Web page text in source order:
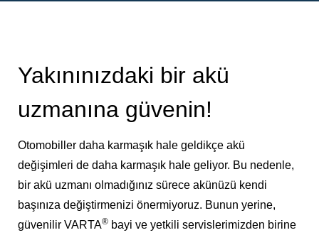
Yakınınızdaki bir akü
uzmanına güvenin!
Otomobiller daha karmaşık hale geldikçe akü
değişimleri de daha karmaşık hale geliyor. Bu nedenle,
bir akü uzmanı olmadığınız sürece akünüzü kendi
başınıza değiştirmenizi önermiyoruz. Bunun yerine,
güvenilir VARTA® bayi ve yetkili servislerimizden birine